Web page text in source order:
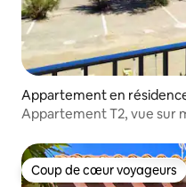
Appartement en
Appartement T2, vue sur
Coup de cœur voyageurs
Coup de cœur voyageurs